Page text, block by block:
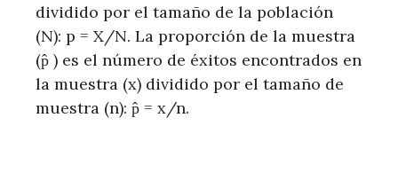
dividido por el tamaño de la población
(N): p = X/N. La proporción de la muestra
(p̂ ) es el número de éxitos encontrados en
la muestra (x) dividido por el tamaño de
muestra (n): p̂ = x/n.